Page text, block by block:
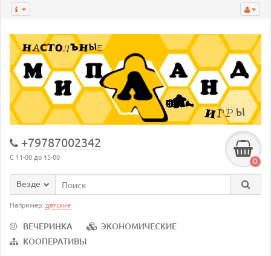
+79787002342
С 11-00 до 15-00 0
Везде
Например: детские
ВЕЧЕРИНКА
ЭКОНОМИЧЕСКИЕ
КООПЕРАТИВЫ